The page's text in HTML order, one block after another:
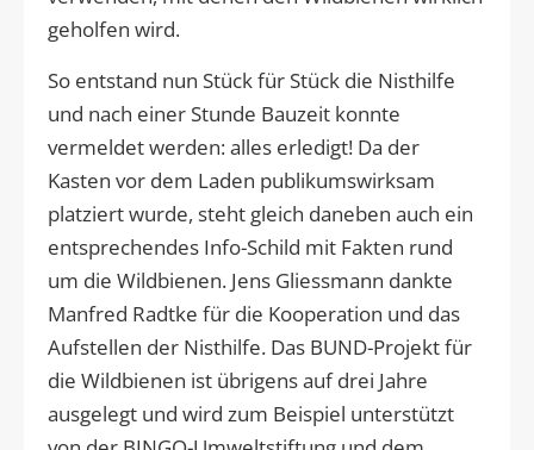
geholfen wird.
So entstand nun Stück für Stück die Nisthilfe
und nach einer Stunde Bauzeit konnte
vermeldet werden: alles erledigt! Da der
Kasten vor dem Laden publikumswirksam
platziert wurde, steht gleich daneben auch ein
entsprechendes Info-Schild mit Fakten rund
um die Wildbienen. Jens Gliessmann dankte
Manfred Radtke für die Kooperation und das
Aufstellen der Nisthilfe. Das BUND-Projekt für
die Wildbienen ist übrigens auf drei Jahre
ausgelegt und wird zum Beispiel unterstützt